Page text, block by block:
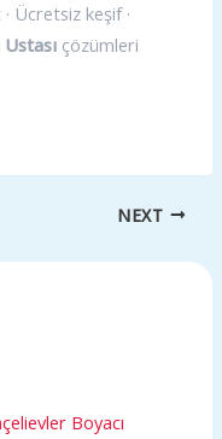
Ücretsiz keşif ·
çözümleri
NEXT